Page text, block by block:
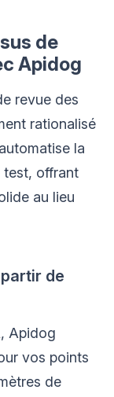
de
Apidog
revue des
rationalisé
automatise la
test, offrant
au lieu
de
Apidog
vos points
de